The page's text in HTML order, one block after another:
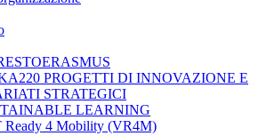
PROGETTI DI INNOVAZIONE E
STRATEGICI
LEARNING
Ready 4 Mobility (VR4M)